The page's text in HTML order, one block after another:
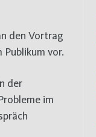
den Vortrag
vor.
der
im